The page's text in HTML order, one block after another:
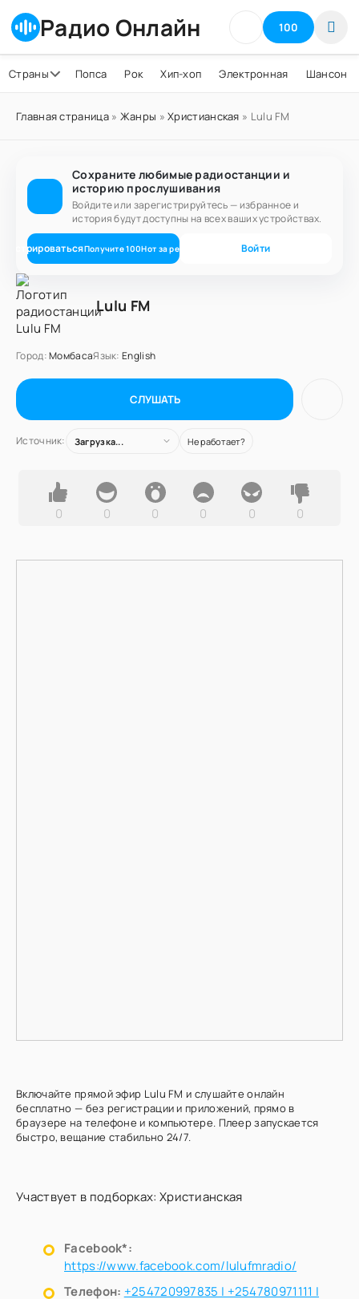
Радио Онлайн 100
Страны Попса Рок Хип-хоп Электронная Шансон
Главная страница» Жанры »Христианская » Lulu FM
Сохраните любимые радиостанции и
историю прослушивания
Войдите или зарегистрируйтесь — избранное и
история будут доступны на всех ваших устройствах.
Получите100Нот за регистрацию Войти
Lulu FM
Город:МомбасаЯзык: English
СЛУШАТЬ
Источник: Загрузка... Не работает?
0 0 0 0 0 0
Включайте прямой эфир Lulu FM и слушайте онлайн
бесплатно — без регистрации и приложений, прямо в
браузере на телефоне и компьютере. Плеер запускается
быстро, вещание стабильно 24/7.
Участвует в подборках: Христианская
Facebook*:
https://www.facebook.com/lulufmradio/
Телефон: +254720997835 | +254780971111 |